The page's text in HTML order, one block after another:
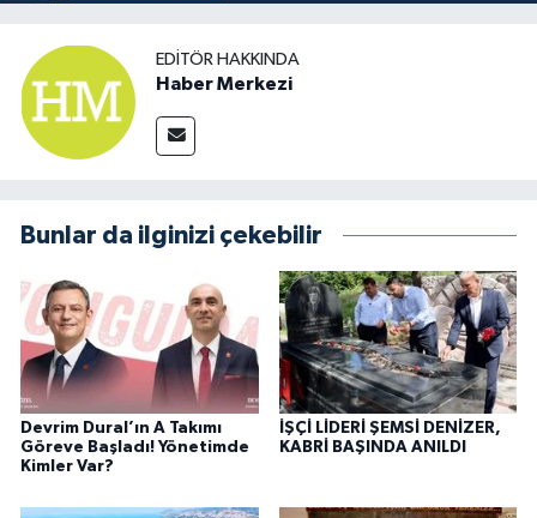
EDITÖR HAKKINDA
Haber Merkezi
Bunlar da ilginizi çekebilir
Devrim Dural’ın A Takımı
Göreve Başladı! Yönetimde
Kimler Var?
İŞÇİ LİDERİ ŞEMSİ DENİZER,
KABRİ BAŞINDA ANILDI